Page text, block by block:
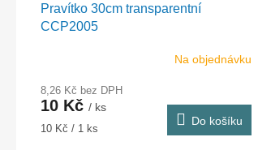
Pravítko 30cm transparentní
CCP2005
Na objednávku
8,26 Kč bez DPH
10 Kč / ks
Měrná
10 Kč / 1 ks
Do košíku